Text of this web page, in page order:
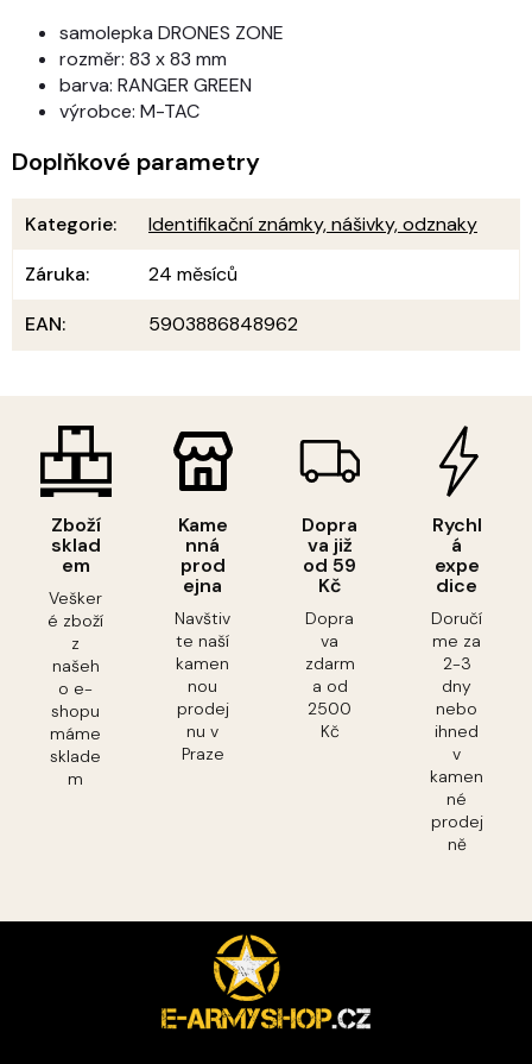
Zboží
sklad
em
Vešker
é zboží
z
našeh
o e-
shopu
máme
sklade
m
Kame
nná
prod
ejna
Navštiv
te naší
kamen
nou
prodej
nu v
Praze
Dopra
va již
od 59
Kč
Dopra
va
zdarm
a od
2500
Kč
Rychl
á
expe
dice
Doručí
me za
2-3
dny
nebo
ihned
v
kamen
né
prodej
ně
samolepka DRONES ZONE
rozměr: 83 x 83 mm
barva: RANGER GREEN
výrobce: M-TAC
Doplňkové parametry
Kategorie:
Identifikační známky, nášivky, odznaky
Záruka:
24 měsíců
EAN: 5903886848962